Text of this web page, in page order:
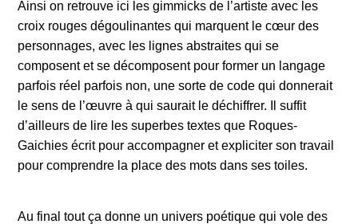
Ainsi on retrouve ici les gimmicks de l’artiste avec les
croix rouges dégoulinantes qui marquent le cœur des
personnages, avec les lignes abstraites qui se
composent et se décomposent pour former un langage
parfois réel parfois non, une sorte de code qui donnerait
le sens de l’œuvre à qui saurait le déchiffrer. Il suffit
d’ailleurs de lire les superbes textes que Roques-
Gaichies écrit pour accompagner et expliciter son travail
pour comprendre la place des mots dans ses toiles.
Au final tout ça donne un univers poétique qui vole des